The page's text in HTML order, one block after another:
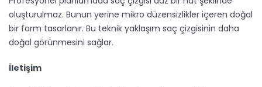
oluşturulmaz. Bunun yerine mikro düzensizlikler içeren doğal
bir form tasarlanır. Bu teknik yaklaşım saç çizgisinin daha
doğal görünmesini sağlar.
İletişim